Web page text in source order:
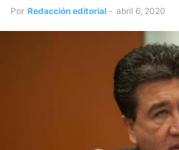
Por Redacción editorial - abril 6, 2020